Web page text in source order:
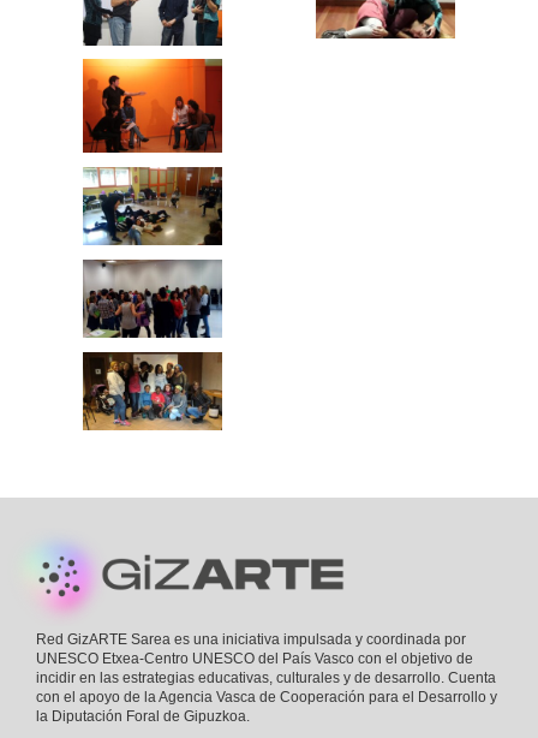
Footer
Red GizARTE Sarea es una iniciativa impulsada y coordinada por
UNESCO Etxea-Centro UNESCO del País Vasco con el objetivo de
incidir en las estrategias educativas, culturales y de desarrollo. Cuenta
con el apoyo de la Agencia Vasca de Cooperación para el Desarrollo y
la Diputación Foral de Gipuzkoa.